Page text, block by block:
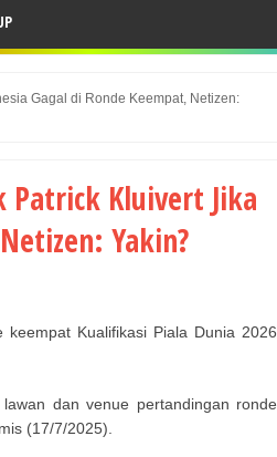
Gagal di Ronde Keempat, Netizen:
Patrick Kluivert Jika
Yakin?
Kualifikasi Piala Dunia 2026
dan venue pertandingan ronde
(17/7/2025).